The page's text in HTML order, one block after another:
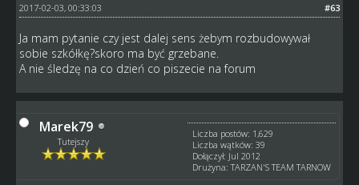
#63
2017-02-03, 00:33:03
Ja mam pytanie czy jest dalej sens żebym rozbudowywał
sobie szkółkę?skoro ma być grzebane.
A nie śledzę na co dzień co piszecie na forum
Marek79
Tutejszy
Liczba postów: 1,629
Liczba wątków: 39
Dołączył: Jul 2012
Drużyna: TARZAN'S TEAM TARNOW